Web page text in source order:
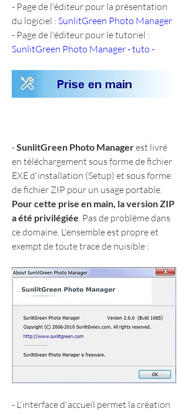
- Page de l'éditeur pour la présentation
du logiciel : SunlitGreen Photo Manager
SunlitGreen Photo Manager - tuto -
- SunlitGreen Photo Manager est livré
en téléchargement sous forme de fichier
EXE d'installation (Setup) et sous forme
Pour cette prise en main, la version ZIP
a été privilégiée. Pas de problème dans
ce domaine. L'ensemble est propre et
exempt de toute trace de nuisible :
- L'interface d'accueil permet la création